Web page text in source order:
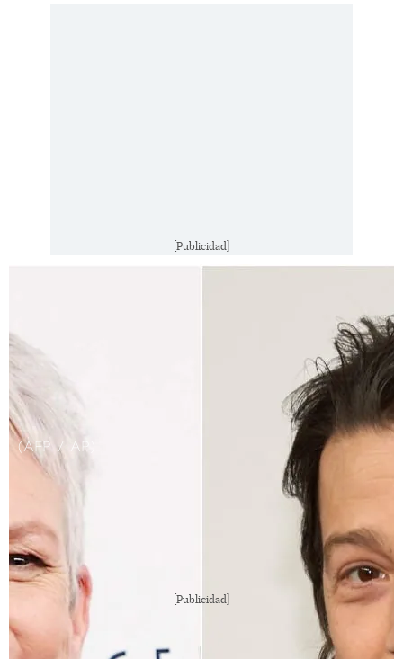
[Publicidad]
(AFP / AP)
[Publicidad]